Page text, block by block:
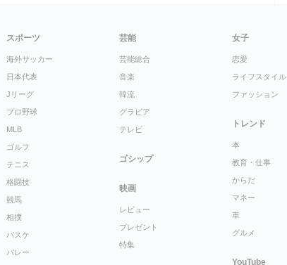
スポーツ
海外サッカー
日本代表
Jリーグ
プロ野球
MLB
ゴルフ
テニス
格闘技
競馬
相撲
バスケ
バレー
芸能
芸能総合
音楽
韓流
グラビア
テレビ
ゴシップ
映画
レビュー
プレゼント
特集
女子
恋愛
ライフスタイル
ファッション
トレンド
本
教育・仕事
からだ
マネー
車
グルメ
YouTube